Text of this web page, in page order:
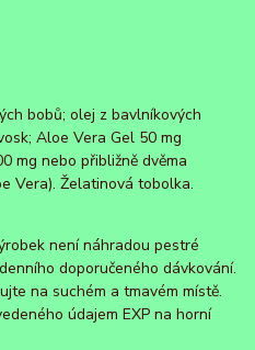
bobů; olej z bavlníkových
Aloe Vera Gel 50 mg
mg nebo přibližně dvěma
Vera). Želatinová tobolka.
není náhradou pestré
doporučeného dávkování.
na suchém a tmavém místě.
údajem EXP na horní